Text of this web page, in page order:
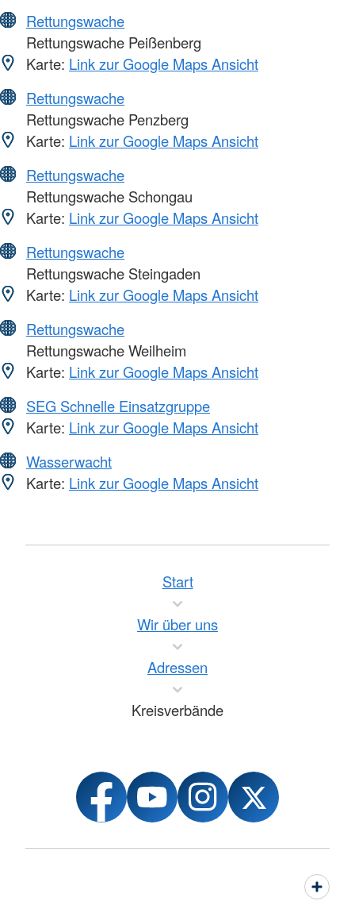
Rettungswache
Rettungswache Peißenberg
Karte: Link zur Google Maps Ansicht
Rettungswache
Rettungswache Penzberg
Karte: Link zur Google Maps Ansicht
Rettungswache
Rettungswache Schongau
Karte: Link zur Google Maps Ansicht
Rettungswache
Rettungswache Steingaden
Karte: Link zur Google Maps Ansicht
Rettungswache
Rettungswache Weilheim
Karte: Link zur Google Maps Ansicht
SEG Schnelle Einsatzgruppe
Karte: Link zur Google Maps Ansicht
Wasserwacht
Karte: Link zur Google Maps Ansicht
Start
Wir über uns
Adressen
Kreisverbände